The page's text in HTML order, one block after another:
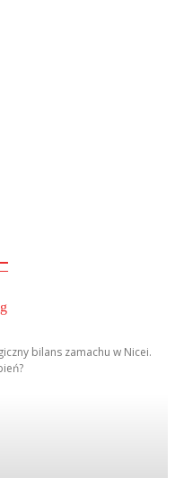
bilans zamachu w Nicei.